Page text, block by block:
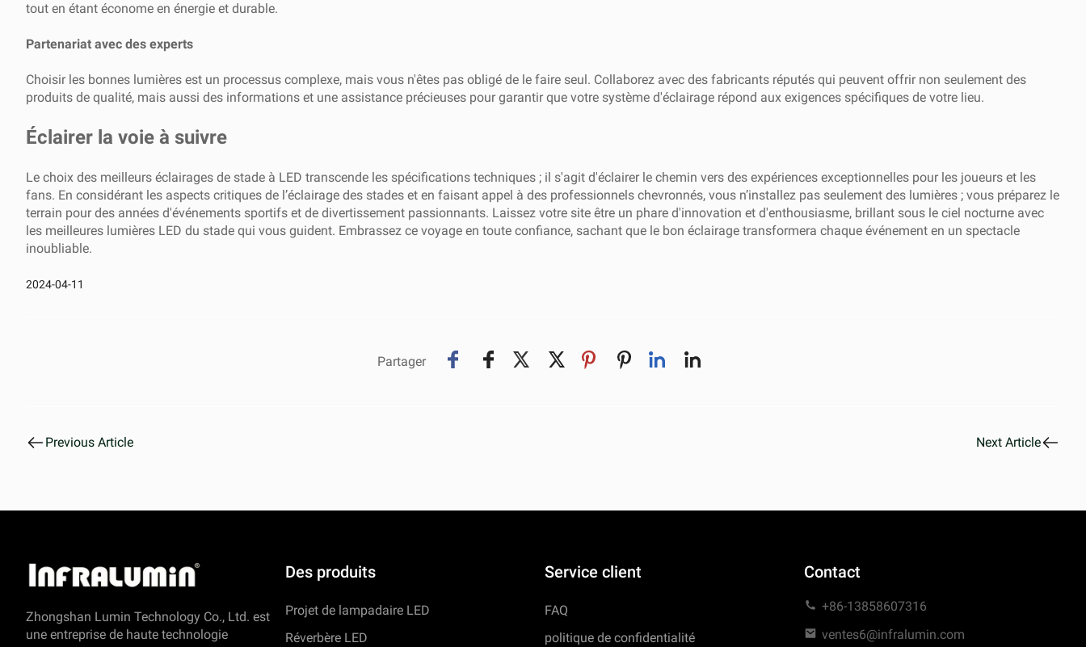
tout en étant économe en énergie et durable.
Partenariat avec des experts
Choisir les bonnes lumières est un processus complexe, mais vous n'êtes pas obligé de le faire seul. Collaborez avec des fabricants réputés qui peuvent offrir non seulement des
produits de qualité, mais aussi des informations et une assistance précieuses pour garantir que votre système d'éclairage répond aux exigences spécifiques de votre lieu.
Éclairer la voie à suivre
Le choix des meilleurs éclairages de stade à LED transcende les spécifications techniques ; il s'agit d'éclairer le chemin vers des expériences exceptionnelles pour les joueurs et les
fans. En considérant les aspects critiques de l’éclairage des stades et en faisant appel à des professionnels chevronnés, vous n’installez pas seulement des lumières ; vous préparez le
terrain pour des années d'événements sportifs et de divertissement passionnants. Laissez votre site être un phare d'innovation et d'enthousiasme, brillant sous le ciel nocturne avec
les meilleures lumières LED du stade qui vous guident. Embrassez ce voyage en toute confiance, sachant que le bon éclairage transformera chaque événement en un spectacle
inoubliable.
2024-04-11
Partager
Previous Article Next Article
Zhongshan Lumin Technology Co., Ltd. est
une entreprise de haute technologie
Des produits
Projet de lampadaire LED
Réverbère LED
Service client
FAQ
politique de confidentialité
Contact
+86-13858607316
ventes6@infralumin.com